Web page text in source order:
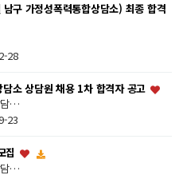
구 가정성폭력통합상담소) 최종 합격
28
담소 상담원 채용 1차 합격자 공고
담…
23
집
담…